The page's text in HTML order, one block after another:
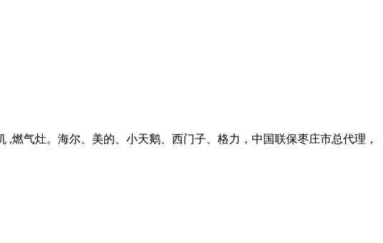
气灶。海尔、美的、小天鹅、西门子、格力，中国联保枣庄市总代理，